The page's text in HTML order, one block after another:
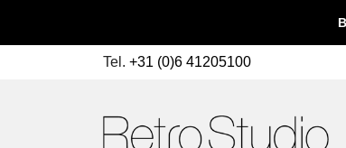
Tel. +31 (0)6 41205100